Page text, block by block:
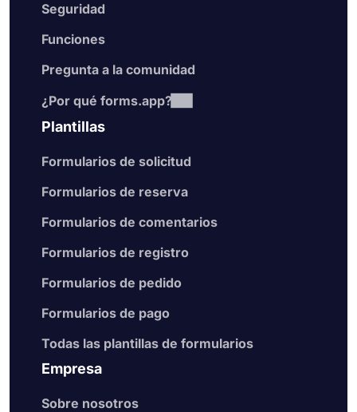
Seguridad
Funciones
Pregunta a la comunidad
¿Por qué forms.app?
Plantillas
Formularios de solicitud
Formularios de reserva
Formularios de comentarios
Formularios de registro
Formularios de pedido
Formularios de pago
Todas las plantillas de formularios
Empresa
Sobre nosotros